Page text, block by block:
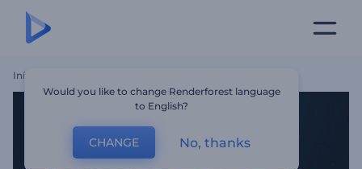
Início
Would you like to change Renderforest language
to English?
CHANGE No, thanks